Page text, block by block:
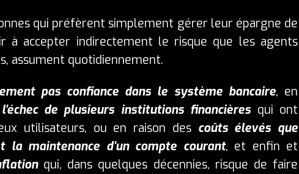
qui préfèrent simplement gérer leur épargne de
à accepter indirectement le risque que les agents
assument quotidiennement.
pas confiance dans le système bancaire, en
l’échec de plusieurs institutions financières qui ont
utilisateurs, ou en raison des coûts élevés que
la maintenance d’un compte courant, et enfin et
qui, dans quelques décennies, risque de faire